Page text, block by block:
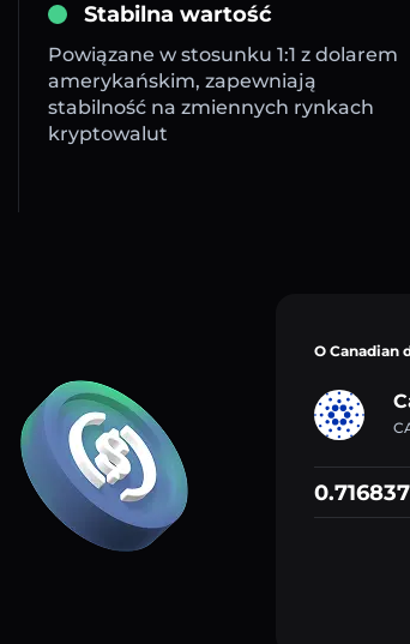
Stabilna wartość
Powiązane w stosunku 1:1 z dolarem
amerykańskim, zapewniają
stabilność na zmiennych rynkach
kryptowalut
O Canadian